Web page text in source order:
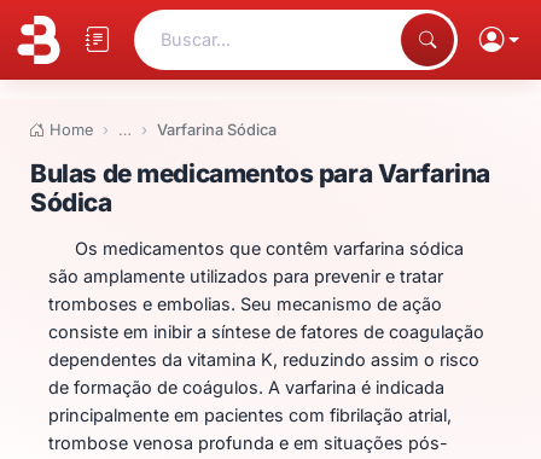
Buscar...
Home … Varfarina Sódica
Bulas de medicamentos para
Bulas de medicamentos para Varfarina
Sódica
Os medicamentos que contêm varfarina sódica
são amplamente utilizados para prevenir e tratar
tromboses e embolias. Seu mecanismo de ação
consiste em inibir a síntese de fatores de coagulação
dependentes da vitamina K, reduzindo assim o risco
de formação de coágulos. A varfarina é indicada
principalmente em pacientes com fibrilação atrial,
trombose venosa profunda e em situações pós-